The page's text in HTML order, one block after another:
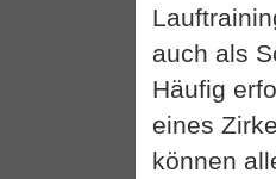
auch als
Häufig
eines
können